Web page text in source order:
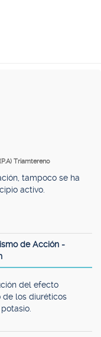
Triamtereno
tampoco se ha
activo.
de Acción -
del efecto
de los diuréticos